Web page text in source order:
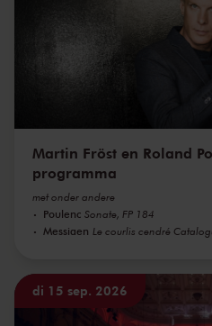
Martin Fröst en Roland
programma
met onder andere
Poulenc Sonate, FP 184
Messiaen Le courlis cendré
di 15 sep. 2026